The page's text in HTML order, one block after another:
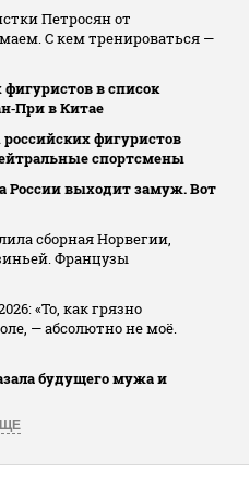
Петросян от
С кем тренироваться —
фигуристов в список
в Китае
фигуристов
спортсмены
России выходит замуж. Вот
сборная Норвегии,
Французы
«То, как грязно
— абсолютно не моё.
будущего мужа и